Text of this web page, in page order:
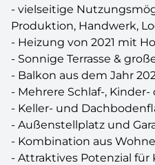
- vielseitige
Produktion, Handwerk,
- Heizung von 2021 mit
- Sonnige Terrasse &
- Balkon aus dem Jahr
- Mehrere Schlaf-,
- Keller- und
- Außenstellplatz und
- Kombination aus
- Attraktives Potenzial für